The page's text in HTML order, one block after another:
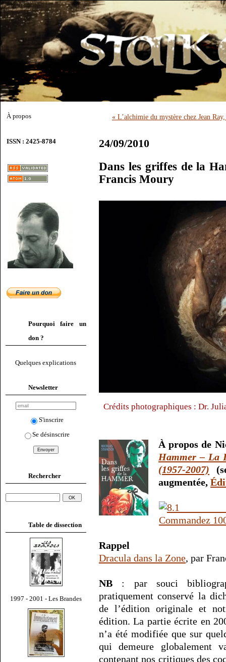
À propos
ISSN : 2425-8784
Pourquoi faire un
don ?
Quelques explications
Newsletter
S'inscrire
Se désinscrire
Rechercher
Table de dissection
1997 - 2001 - Les Brandes
« L’alchimie du mystère chez Jean
24/09/2010
Dans les griffes de la
Francis Moury
Crédits photographiques : Dr.
À propos de
Hammer – La
(1957-2007)
augmentée,
Rappel
Dracula dans la Zone, par
NB : par souci
pratiquement conservé la
de l’édition originale et
édition. La partie écrite en
n’a été modifiée que sur
qui demeure globalement
contenant nos critiques des